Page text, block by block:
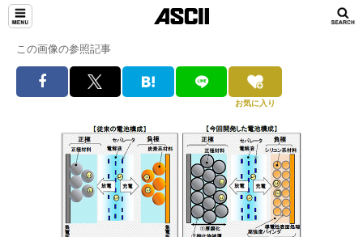
この画像の参照記事
お気に入り